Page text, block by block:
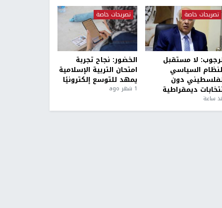
تصريحات خاصة
لا مستقبل
السياسي
دون
ديمقراطية
ساعة
تصريحات خاصة
الخضور: نجاح تجربة
امتحان التربية الإسلامية
يمهد للتوسع إلكترونيًا
1 شهر ago